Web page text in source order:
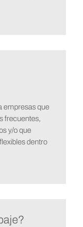
empresas que
frecuentes,
y/o que
dentro